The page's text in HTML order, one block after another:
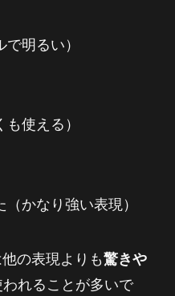
明るい）
使える）
かなり強い表現）
の表現よりも驚きや
われることが多いで